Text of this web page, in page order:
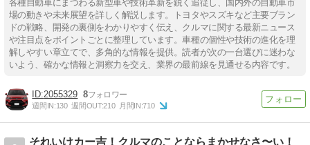
各種自動車にまつわる新型車や技術革新を鋭く追従し、国内外の自動車市
場の動きや未来展望を詳しく解説します。トヨタやスズキなど主要ブラン
ドの戦略、開発の裏側をわかりやすく伝え、クルマに関する最新ニュース
や注目点をポイントごとに整理しています。車種の個性や技術の進化を理
解しやすい章立てで、多角的な情報を提供。読者が次の一台選びに迷わな
いよう、確かな情報と洞察力を交え、業界の最前線を見通せる内容です。
2055329 8
週間IN:130 週間OUT:210 月間IN:710
それいけカー吉！クルマのことならまかせなさ〜い！